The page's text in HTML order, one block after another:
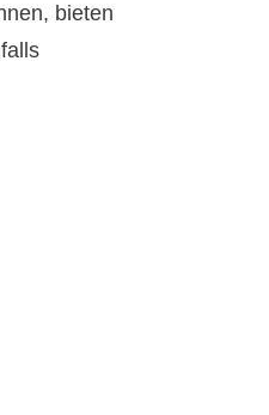
bieten